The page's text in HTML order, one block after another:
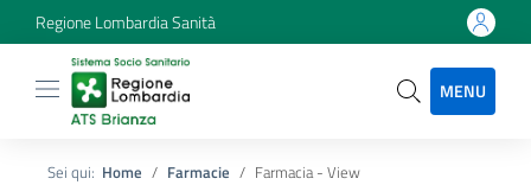
Regione Lombardia Sanità
MENU
Sei qui: Home Farmacie Farmacia - View